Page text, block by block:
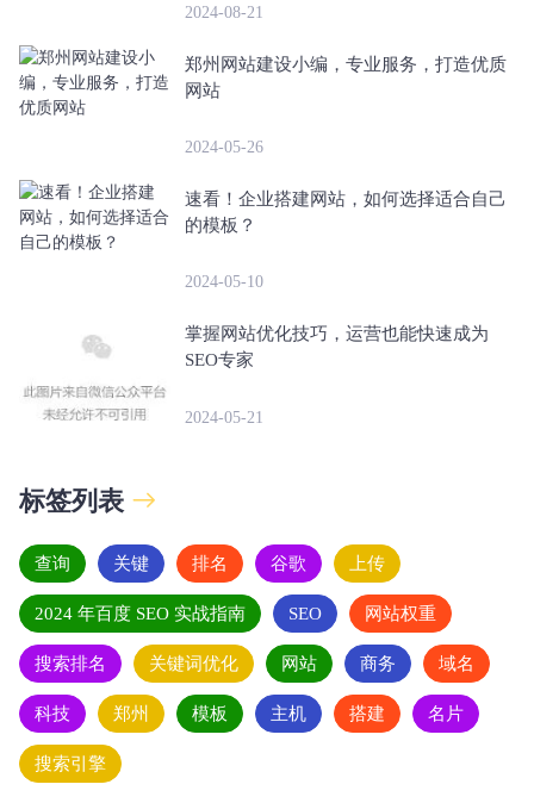
2024-08-21
郑州网站建设小编，专业服务，打造优质
网站
2024-05-26
速看！企业搭建网站，如何选择适合自己
的模板？
2024-05-10
掌握网站优化技巧，运营也能快速成为
SEO专家
2024-05-21
标签列表
查询 关键 排名 谷歌 上传
2024 年百度 SEO 实战指南 SEO 网站权重
搜索排名 关键词优化 网站 商务 域名
科技 郑州 模板 主机 搭建 名片
搜索引擎